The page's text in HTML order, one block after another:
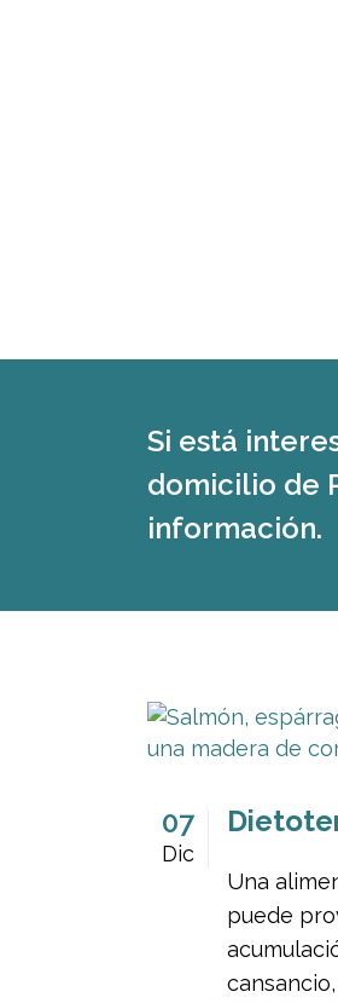
Si está
domicilio de
información.
07
Dic
Una
puede